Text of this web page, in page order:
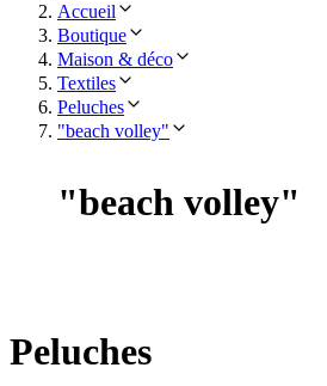
Accueil
Boutique
Maison & déco
Textiles
Peluches
"beach volley"
"beach volley"
Peluches